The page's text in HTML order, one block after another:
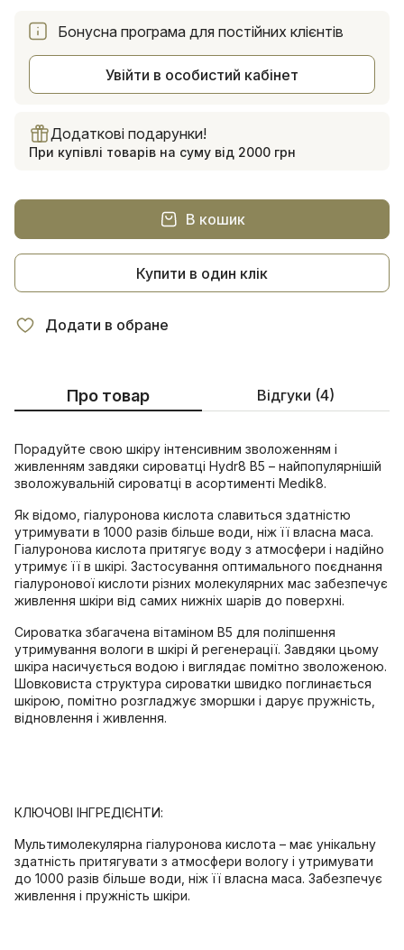
Бонусна програма для постійних клієнтів
Увійти в особистий кабінет
Додаткові подарунки!
При купівлі товарів на суму від 2000 грн
В кошик
Купити в один клік
Додати в обране
Про товар Відгуки (4)
Порадуйте свою шкіру інтенсивним зволоженням і
живленням завдяки сироватці Hydr8 B5 – найпопулярнішій
зволожувальній сироватці в асортименті Medik8.
Як відомо, гіалуронова кислота славиться здатністю
утримувати в 1000 разів більше води, ніж її власна маса.
Гіалуронова кислота притягує воду з атмосфери і надійно
утримує її в шкірі. Застосування оптимального поєднання
гіалуронової кислоти різних молекулярних мас забезпечує
живлення шкіри від самих нижніх шарів до поверхні.
Сироватка збагачена вітаміном В5 для поліпшення
утримування вологи в шкірі й регенерації. Завдяки цьому
шкіра насичується водою і виглядає помітно зволоженою.
Шовковиста структура сироватки швидко поглинається
шкірою, помітно розгладжує зморшки і дарує пружність,
відновлення і живлення.
КЛЮЧОВІ ІНГРЕДІЄНТИ:
Мультимолекулярна гіалуронова кислота – має унікальну
здатність притягувати з атмосфери вологу і утримувати
до 1000 разів більше води, ніж її власна маса. Забезпечує
живлення і пружність шкіри.